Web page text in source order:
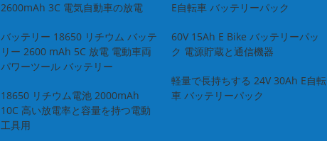
2600mAh 3C 電気自動車の放電
バッテリー 18650 リチウム バッテ
リー 2600 mAh 5C 放電 電動車両
パワーツール バッテリー
18650 リチウム電池 2000mAh
10C 高い放電率と容量を持つ電動
工具用
E自転車 バッテリーパック
60V 15Ah E Bike バッテリーパッ
ク 電源貯蔵と通信機器
軽量で長持ちする 24V 30Ah E自転
車 バッテリーパック